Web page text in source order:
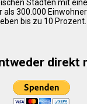
Städten mit
300.000
bis zu 10 Prozent.
direkt